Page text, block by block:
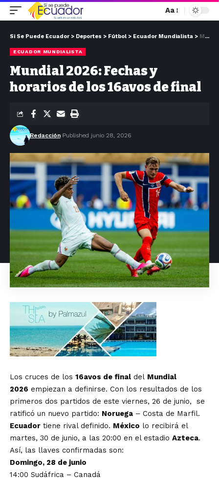
Aa
Si Se Puede Ecuador > Deportes > Fútbol > Ecuador Mundialista > Mundial 2026: Fechas y horarios de los 16avos de final
ECUADOR MUNDIALISTA
Mundial 2026: Fechas y
horarios de los 16avos de final
Redacción Published junio 28, 2026
Los cruces de los 16avos de final del Mundial
2026 empiezan a definirse. Con los resultados de los
primeros dos partidos de este viernes, 26 de junio, se
ratificó un nuevo partido: Noruega – Costa de Marfil.
Ecuador tiene rival definido. México lo recibirá el
martes, 30 de junio, a las 20:00 en el estadio Azteca.
Así, las llaves confirmadas son:
Domingo, 28 de junio
14:00 Sudáfrica – Canadá